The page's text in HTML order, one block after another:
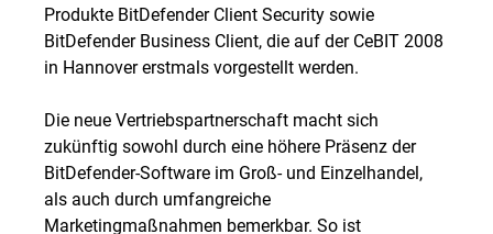
Produkte BitDefender Client Security sowie
BitDefender Business Client, die auf der CeBIT 2008
in Hannover erstmals vorgestellt werden.
Die neue Vertriebspartnerschaft macht sich
zukünftig sowohl durch eine höhere Präsenz der
BitDefender-Software im Groß- und Einzelhandel,
als auch durch umfangreiche
Marketingmaßnahmen bemerkbar. So ist